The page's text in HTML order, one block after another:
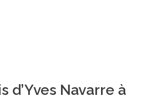
d’Yves Navarre à